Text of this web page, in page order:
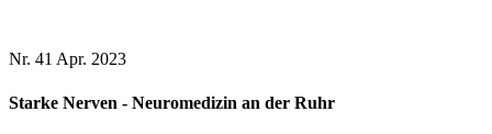
Nr. 41 Apr. 2023
Starke Nerven - Neuromedizin an der Ruhr